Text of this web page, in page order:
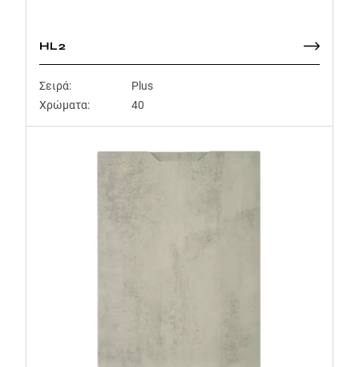
HL2
Σειρά:
Plus
Χρώματα:
40